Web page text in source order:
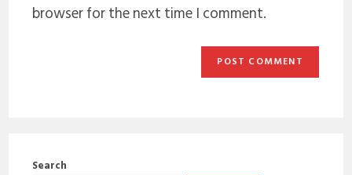
browser for the next time I comment.
Search